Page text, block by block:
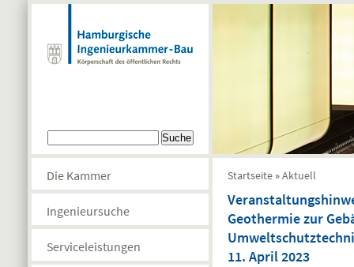
Direkt zum Inhalt
Suchformular
Die Kammer
Ingenieursuche
Serviceleistungen
Sie sind hier
Startseite »Aktuell
Geothermie zur
11. April 2023